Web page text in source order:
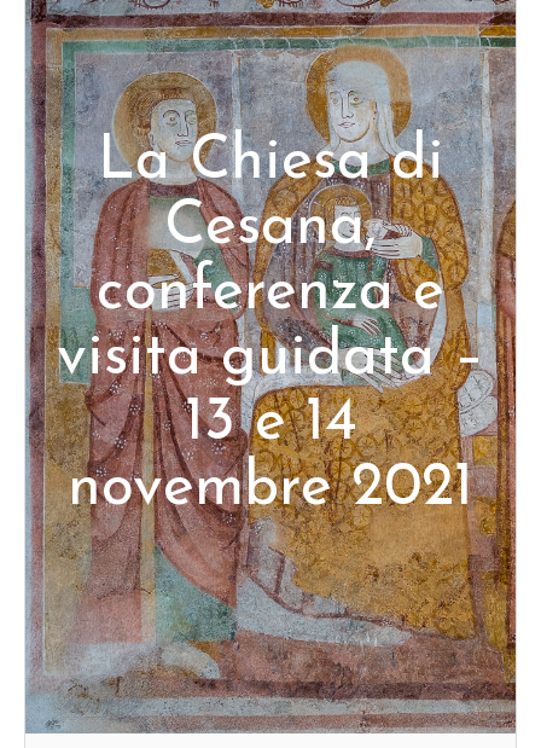
La Chiesa di
Cesana,
conferenza e
visita guidata –
13 e 14
novembre 2021